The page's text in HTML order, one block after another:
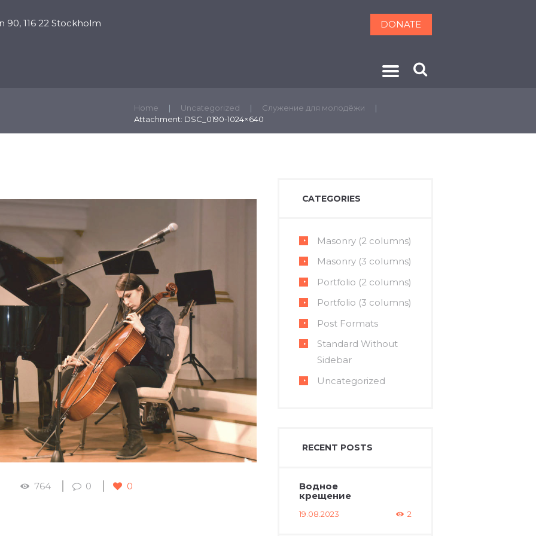
116 22 Stockholm DONATE
Home Uncategorized
Служение для молодёжи
Attachment: DSC_0190-1024×640
764 0 0
CATEGORIES
Masonry (2 columns)
Masonry (3 columns)
Portfolio (2 columns)
Portfolio (3 columns)
Post Formats
Standard Without
Sidebar
Uncategorized
RECENT POSTS
Водное
крещение
19.08.2023 2